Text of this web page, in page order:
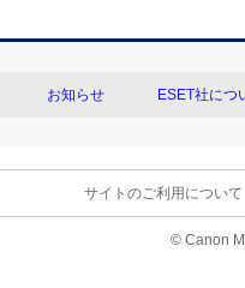
お知らせ ESET社につ
サイトのご利用について
© Canon